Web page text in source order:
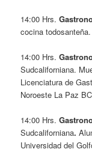
14:00 Hrs.
cocina
14:00 Hrs.
Sudcaliforniana.
Licenciatura de
Noroeste La Paz
14:00 Hrs.
Sudcaliforniana.
Universidad del